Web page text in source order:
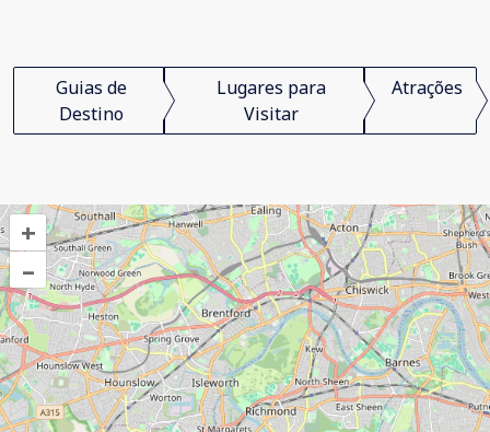
Guias de
Destino
Lugares para
Visitar
Atrações
+
–